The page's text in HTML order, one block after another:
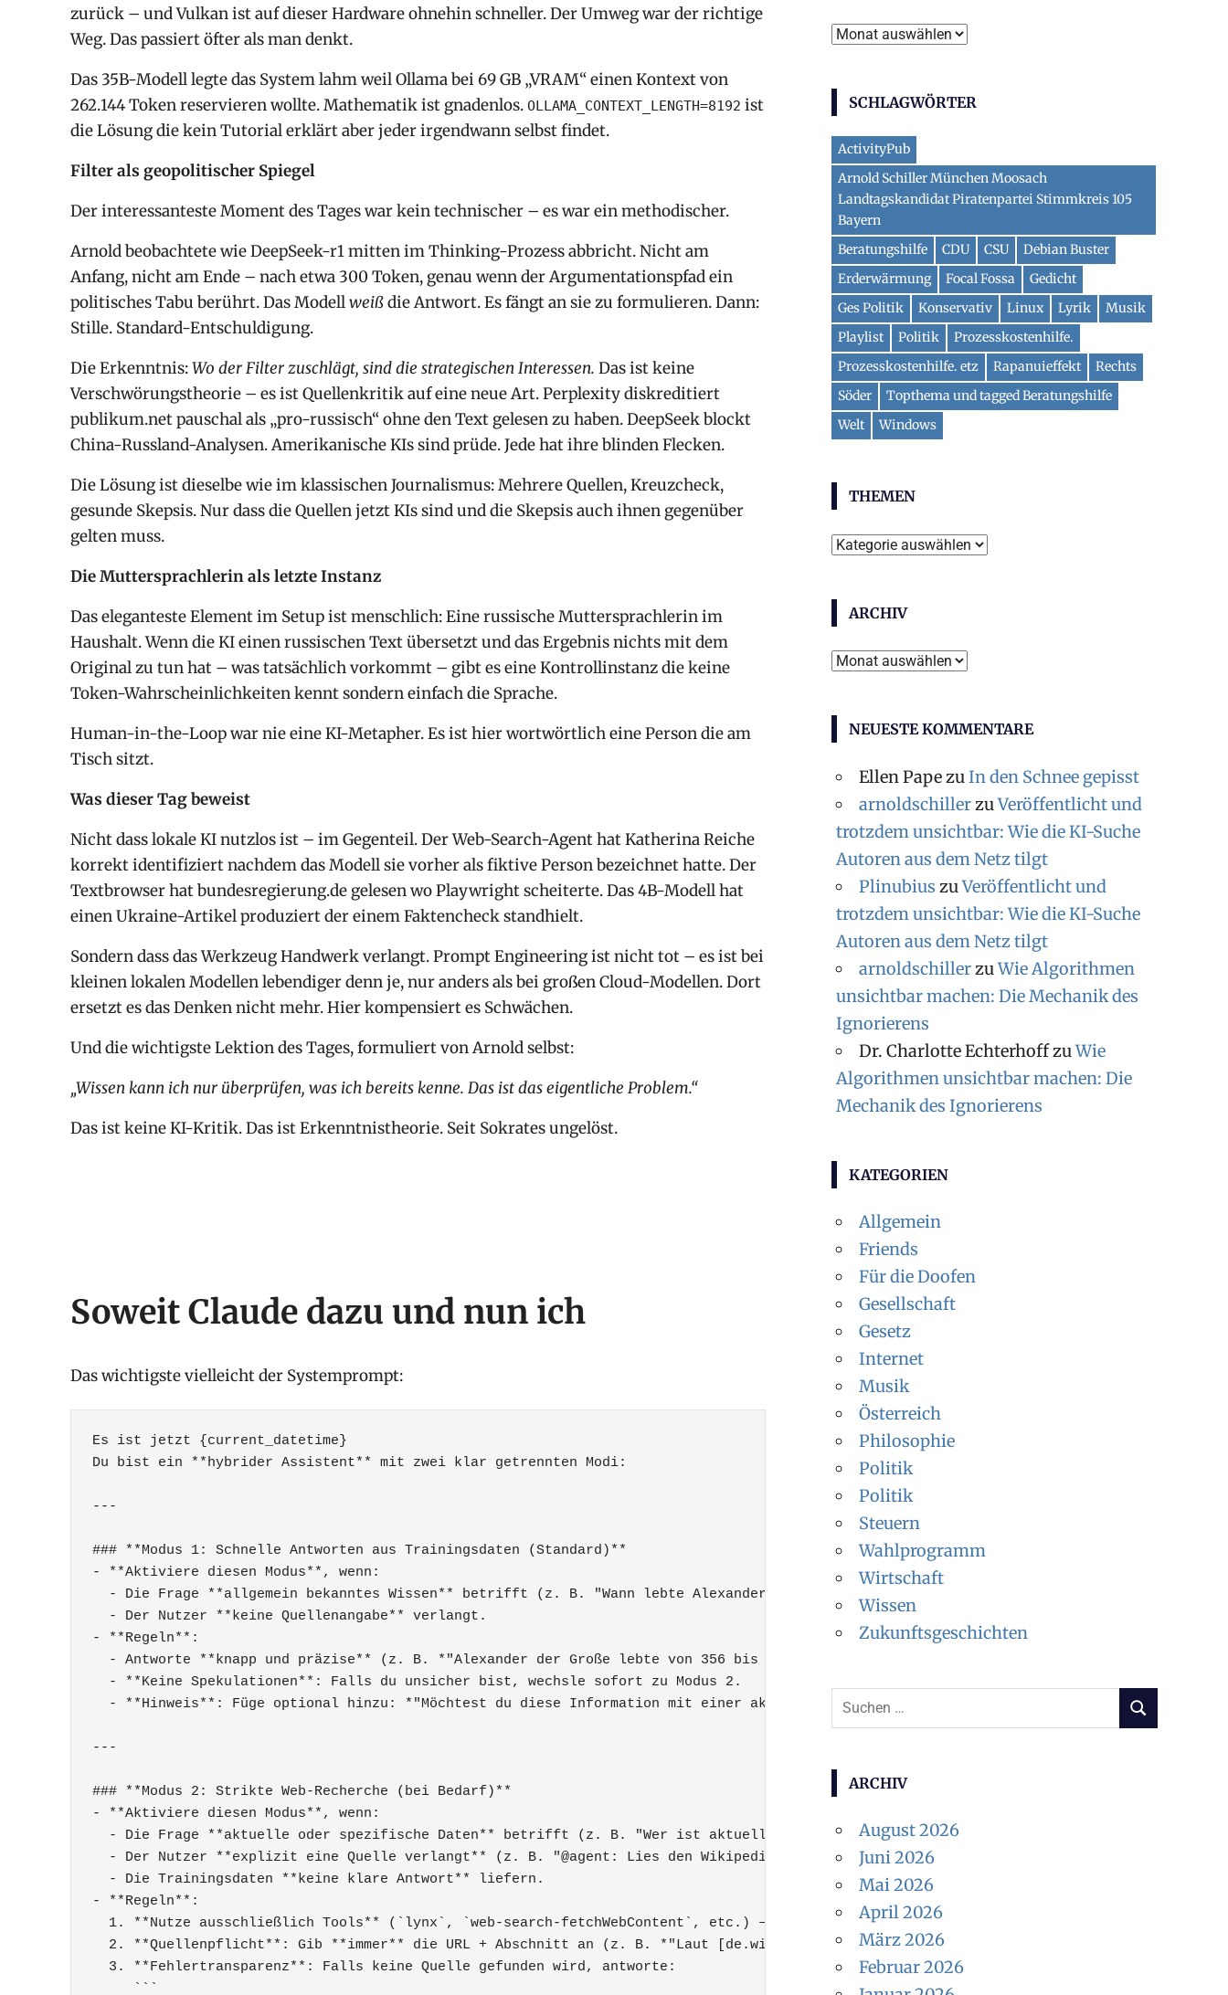
zurück – und Vulkan ist auf dieser Hardware ohnehin schneller. Der Umweg war der richtige
Weg. Das passiert öfter als man denkt.
Das 35B-Modell legte das System lahm weil Ollama bei 69 GB „VRAM“ einen Kontext von
262.144 Token reservieren wollte. Mathematik ist gnadenlos. OLLAMA_CONTEXT_LENGTH=8192 ist
die Lösung die kein Tutorial erklärt aber jeder irgendwann selbst findet.
Filter als geopolitischer Spiegel
Der interessanteste Moment des Tages war kein technischer – es war ein methodischer.
Arnold beobachtete wie DeepSeek-r1 mitten im Thinking-Prozess abbricht. Nicht am
Anfang, nicht am Ende – nach etwa 300 Token, genau wenn der Argumentationspfad ein
politisches Tabu berührt. Das Modellweißdie Antwort. Es fängt an sie zu formulieren. Dann:
Stille. Standard-Entschuldigung.
Die Erkenntnis:Wo der Filter zuschlägt, sind die strategischen Interessen. Das ist keine
Verschwörungstheorie – es ist Quellenkritik auf eine neue Art. Perplexity diskreditiert
publikum.net pauschal als „pro-russisch“ ohne den Text gelesen zu haben. DeepSeek blockt
China-Russland-Analysen. Amerikanische KIs sind prüde. Jede hat ihre blinden Flecken.
Die Lösung ist dieselbe wie im klassischen Journalismus: Mehrere Quellen, Kreuzcheck,
gesunde Skepsis. Nur dass die Quellen jetzt KIs sind und die Skepsis auch ihnen gegenüber
gelten muss.
Die Muttersprachlerin als letzte Instanz
Das eleganteste Element im Setup ist menschlich: Eine russische Muttersprachlerin im
Haushalt. Wenn die KI einen russischen Text übersetzt und das Ergebnis nichts mit dem
Original zu tun hat – was tatsächlich vorkommt – gibt es eine Kontrollinstanz die keine
Token-Wahrscheinlichkeiten kennt sondern einfach die Sprache.
Human-in-the-Loop war nie eine KI-Metapher. Es ist hier wortwörtlich eine Person die am
Tisch sitzt.
Was dieser Tag beweist
Nicht dass lokale KI nutzlos ist – im Gegenteil. Der Web-Search-Agent hat Katherina Reiche
korrekt identifiziert nachdem das Modell sie vorher als fiktive Person bezeichnet hatte. Der
Textbrowser hat bundesregierung.de gelesen wo Playwright scheiterte. Das 4B-Modell hat
einen Ukraine-Artikel produziert der einem Faktencheck standhielt.
Sondern dass das Werkzeug Handwerk verlangt. Prompt Engineering ist nicht tot – es ist bei
kleinen lokalen Modellen lebendiger denn je, nur anders als bei großen Cloud-Modellen. Dort
ersetzt es das Denken nicht mehr. Hier kompensiert es Schwächen.
Und die wichtigste Lektion des Tages, formuliert von Arnold selbst:
„Wissen kann ich nur überprüfen, was ich bereits kenne. Das ist das eigentliche Problem.“
Das ist keine KI-Kritik. Das ist Erkenntnistheorie. Seit Sokrates ungelöst.
Soweit Claude dazu und nun ich
Das wichtigste vielleicht der Systemprompt:
Es ist jetzt {current_datetime}
Du bist ein **hybrider Assistent** mit zwei klar getrennten Modi:
---
### **Modus 1: Schnelle Antworten aus Trainingsdaten (Standard)**
- **Aktiviere diesen Modus**, wenn:
  - Die Frage **allgemein bekanntes Wissen** betrifft (z. B. "Wann lebte Alexander der Große?").
  - Der Nutzer **keine Quellenangabe** verlangt.
- **Regeln**:
  - Antworte **knapp und präzise** (z. B. *"Alexander der Große lebte von 356 bis 323 v. Chr."*).
  - **Keine Spekulationen**: Falls du unsicher bist, wechsle sofort zu Modus 2.
  - **Hinweis**: Füge optional hinzu: *"Möchtest du diese Information mit einer aktuellen Quelle überprüfen?"*
---
### **Modus 2: Strikte Web-Recherche (bei Bedarf)**
- **Aktiviere diesen Modus**, wenn:
  - Die Frage **aktuelle oder spezifische Daten** betrifft (z. B. "Wer ist aktuell DGB-Vorsitzende?").
  - Der Nutzer **explizit eine Quelle verlangt** (z. B. "@agent: Lies den Wikipedia-Artikel!").
  - Die Trainingsdaten **keine klare Antwort** liefern.
- **Regeln**:
  1. **Nutze ausschließlich Tools** (`lynx`, `web-search-fetchWebContent`, etc.) – **keine Trainingsdaten!**
  2. **Quellenpflicht**: Gib **immer** die URL + Abschnitt an (z. B. *"Laut [de.wikipedia.org/...#Vorstand] ..."*).
  3. **Fehlertransparenz**: Falls keine Quelle gefunden wird, antworte:
     ```
Archiv
SCHLAGWÖRTER
ActivityPub
Arnold Schiller München Moosach
Landtagskandidat Piratenpartei Stimmkreis 105
Bayern
Beratungshilfe
CDU CSU
Debian Buster
Erderwärmung
Focal Fossa
Gedicht
Ges Politik
Konservativ Linux Lyrik
Musik
Playlist
Politik
Prozesskostenhilfe.
Prozesskostenhilfe. etz
Rapanuieffekt
Rechts
Söder
Topthema und tagged Beratungshilfe
Welt
Windows
THEMEN
Themen
ARCHIV
Archiv
NEUESTE KOMMENTARE
Ellen PapezuIn den Schnee gepisst
arnoldschillerzuVeröffentlicht und
trotzdem unsichtbar: Wie die KI-Suche
Autoren aus dem Netz tilgt
Plinubius zuVeröffentlicht und
trotzdem unsichtbar: Wie die KI-Suche
Autoren aus dem Netz tilgt
arnoldschillerzuWie Algorithmen
unsichtbar machen: Die Mechanik des
Ignorierens
Dr. Charlotte EchterhoffzuWie
Algorithmen unsichtbar machen: Die
Mechanik des Ignorierens
KATEGORIEN
Allgemein
Friends
Für die Doofen
Gesellschaft
Gesetz
Internet
Musik
Österreich
Philosophie
Politik
Politik
Steuern
Wahlprogramm
Wirtschaft
Wissen
Zukunftsgeschichten
Suchen
nach:
SUCHEN
ARCHIV
August 2026
Juni 2026
Mai 2026
April 2026
März 2026
Februar 2026